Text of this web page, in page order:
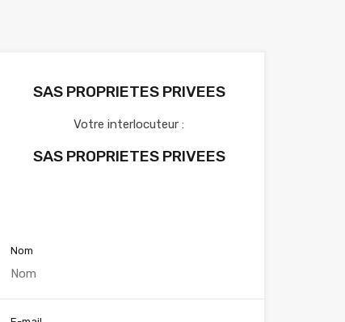
SAS PROPRIETES PRIVEES
Votre interlocuteur :
SAS PROPRIETES PRIVEES
Nom